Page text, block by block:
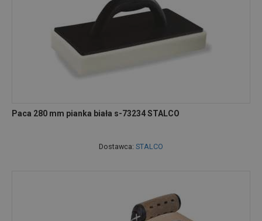
Paca 280 mm pianka biała s-73234 STALCO
Dostawca: STALCO